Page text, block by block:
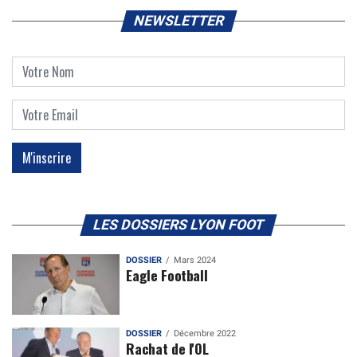
NEWSLETTER
LES DOSSIERS LYON FOOT
DOSSIER Mars 2024
Eagle Football
DOSSIER Décembre 2022
Rachat de l'OL